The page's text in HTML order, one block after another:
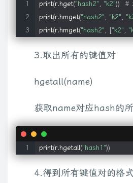
print(r.hget("hash2" , "k2"))
#
print(r.hmget("hash2" , "k2" ,
print(r.hmget("hash2" , ["k2" ,
3.取出所有的键值对
hgetall(name)
获取name对应hash的
print(r.hgetall("hash1"))
4.得到所有键值对的格